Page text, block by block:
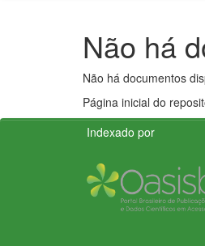
Não há
Não há documentos
Página inicial do
Indexado por